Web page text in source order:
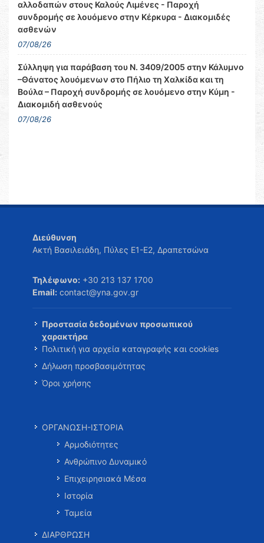
αλλοδαπών στους Καλούς Λιμένες - Παροχή
συνδρομής σε λουόμενο στην Κέρκυρα - Διακομιδές
ασθενών
07/08/26
Σύλληψη για παράβαση του Ν. 3409/2005 στην Κάλυμνο
–Θάνατος λουόμενων στο Πήλιο τη Χαλκίδα και τη
Βούλα – Παροχή συνδρομής σε λουόμενο στην Κύμη -
Διακομιδή ασθενούς
07/08/26
Διεύθυνση
Ακτή Βασιλειάδη, Πύλες Ε1-Ε2, Δραπετσώνα
Τηλέφωνο: +30 213 137 1700
Email: contact@yna.gov.gr
Προστασία δεδομένων προσωπικού
χαρακτήρα
Πολιτική για αρχεία καταγραφής και cookies
Δήλωση προσβασιμότητας
Όροι χρήσης
ΟΡΓΑΝΩΣΗ-ΙΣΤΟΡΙΑ
Αρμοδιότητες
Ανθρώπινο Δυναμικό
Επιχειρησιακά Μέσα
Ιστορία
Ταμεία
ΔΙΑΡΘΡΩΣΗ